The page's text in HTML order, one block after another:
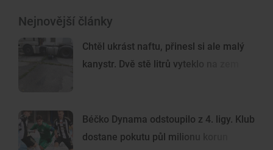
Nejnovější články
Chtěl ukrást naftu, přinesl si ale malý
kanystr. Dvě stě litrů vyteklo na zem
Béčko Dynama odstoupilo z 4. ligy. Klub
dostane pokutu půl milionu korun